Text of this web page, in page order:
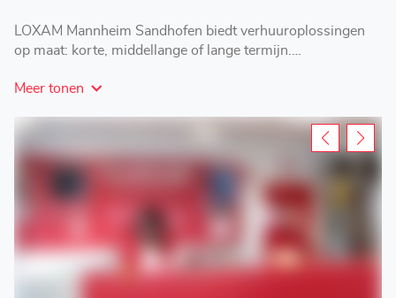
LOXAM Mannheim Sandhofen biedt verhuuroplossingen
op maat: korte, middellange of lange termijn.
hoogwerkers, aggregaten, materieel en gereedschap.
Meer tonen